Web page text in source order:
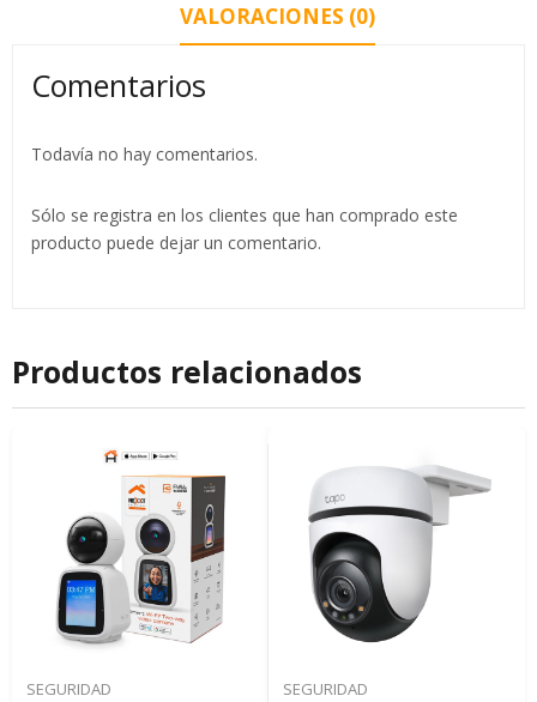
VALORACIONES (0)
Comentarios
Todavía no hay comentarios.
Sólo se registra en los clientes que han comprado este
producto puede dejar un comentario.
Productos relacionados
SEGURIDAD SEGURIDAD